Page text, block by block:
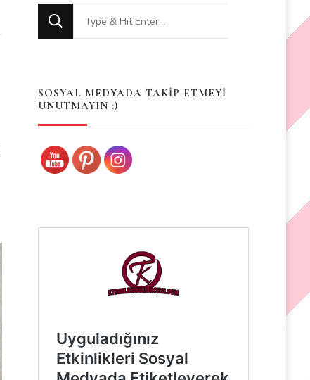
Looking
for
SOSYAL MEDYADA TAKİP ETMEYİ
UNUTMAYIN :)